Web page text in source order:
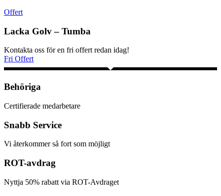
Offert
Lacka Golv – Tumba
Kontakta oss för en fri offert redan idag!
Fri Offert
Behöriga
Certifierade medarbetare
Snabb Service
Vi återkommer så fort som möjligt
ROT-avdrag
Nyttja 50% rabatt via ROT-Avdraget